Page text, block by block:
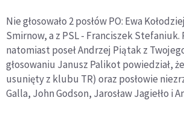
Nie głosowało 2 posłów PO: Ewa
Smirnow, a z PSL - Franciszek Stefaniuk.
natomiast poseł Andrzej Piątak z
głosowaniu Janusz Palikot powiedział,
usunięty z klubu TR) oraz posłowie
Galla, John Godson, Jarosław Jagiełło i